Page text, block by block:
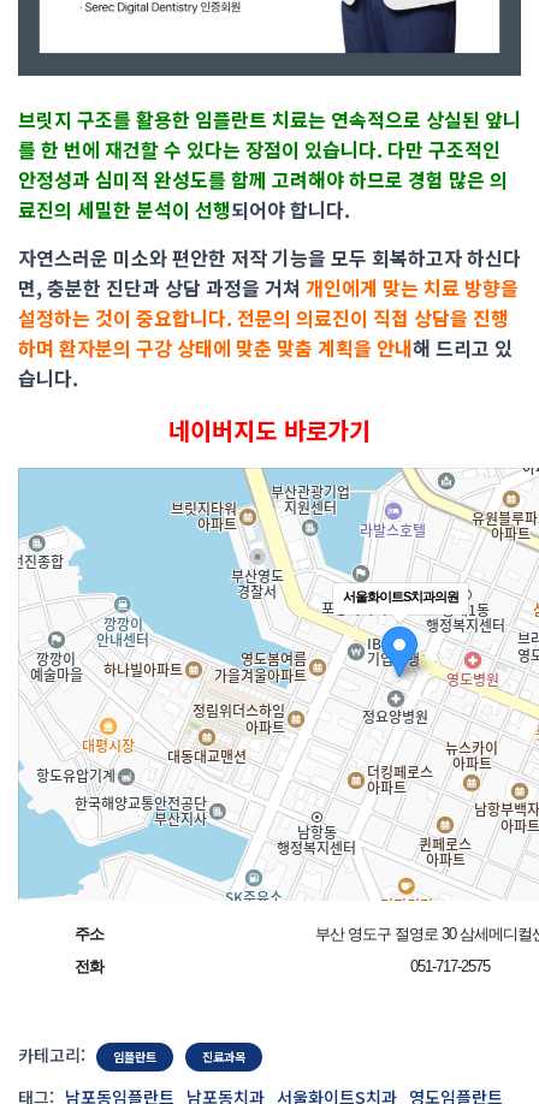
브릿지 구조를 활용한 임플란트 치료는 연속적으로 상실된 앞니
를 한 번에 재건할 수 있다는 장점이 있습니다. 다만 구조적인
안정성과 심미적 완성도를 함께 고려해야 하므로 경험 많은 의
료진의 세밀한 분석이 선행되어야 합니다.
자연스러운 미소와 편안한 저작 기능을 모두 회복하고자 하신다
면, 충분한 진단과 상담 과정을 거쳐 개인에게 맞는 치료 방향을
설정하는 것이 중요합니다. 전문의 의료진이 직접 상담을 진행
하며 환자분의 구강 상태에 맞춘 맞춤 계획을 안내해 드리고 있
습니다.
네이버지도 바로가기
서울화이트S치과의원
주소
부산 영도구 절영로 30 삼세메디컬
전화
051-717-2575
카테고리: 임플란트 진료과목
태그: 남포동임플란트 남포동치과 서울화이트S치과 영도임플란트